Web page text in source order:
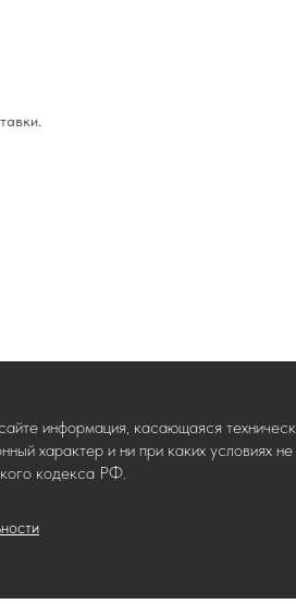
информация, касающаяся
характер и ни при каких условиях
кодекса РФ.